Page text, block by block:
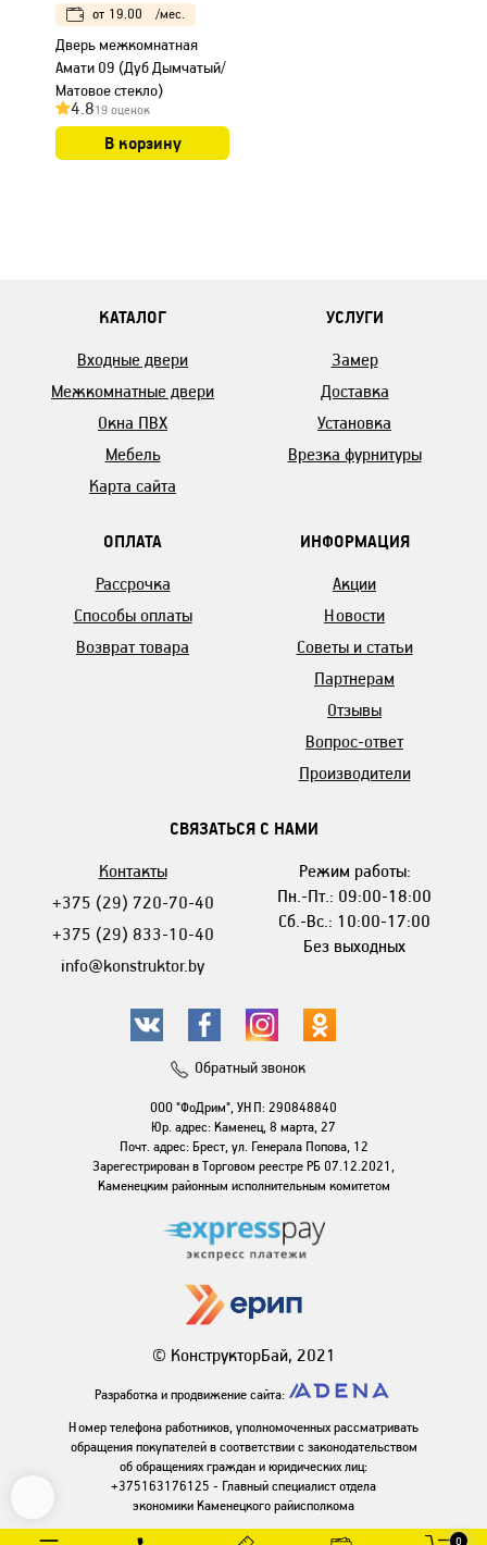
0
от 19.00 /мес.
Дверь межкомнатная
Амати 09 (Дуб Дымчатый/
Матовое стекло)
4.819 оценок
В корзину
КАТАЛОГ
Входные двери
Межкомнатные двери
Окна ПВХ
Мебель
Карта сайта
УСЛУГИ
Замер
Доставка
Установка
Врезка фурнитуры
ОПЛАТА
Рассрочка
Способы оплаты
Возврат товара
ИНФОРМАЦИЯ
Акции
Новости
Советы и статьи
Партнерам
Отзывы
Вопрос-ответ
Производители
СВЯЗАТЬСЯ С НАМИ
Контакты
+375 (29) 720-70-40
+375 (29) 833-10-40
info@konstruktor.by
Режим работы:
Пн.-Пт.: 09:00-18:00
Сб.-Вс.: 10:00-17:00
Без выходных
Обратный звонок
ООО "ФоДрим", УНП: 290848840
Юр. адрес: Каменец, 8 марта, 27
Почт. адрес: Брест, ул. Генерала Попова, 12
Зарегестрирован в Торговом реестре РБ 07.12.2021,
Каменецким районным исполнительным комитетом
© КонструкторБай, 2021
Разработка и продвижение сайта:
Номер телефона работников, уполномоченных рассматривать
обращения покупателей в соответствии с законодательством
об обращениях граждан и юридических лиц:
+375163176125 - Главный специалист отдела
экономики Каменецкого райисполкома